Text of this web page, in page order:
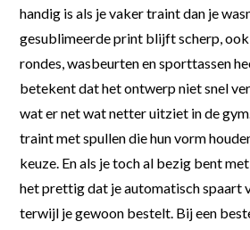
handig is als je vaker traint dan je
gesublimeerde print blijft scherp,
rondes, wasbeurten en sporttassen
betekent dat het ontwerp niet snel
wat er net wat netter uitziet in de
traint met spullen die hun vorm
keuze. En als je toch al bezig bent
het prettig dat je automatisch spaart
terwijl je gewoon bestelt. Bij een